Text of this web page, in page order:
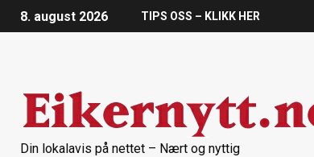
8. august 2026 TIPS OSS – KLIKK HER
Din lokalavis på nettet – Nært og nyttig